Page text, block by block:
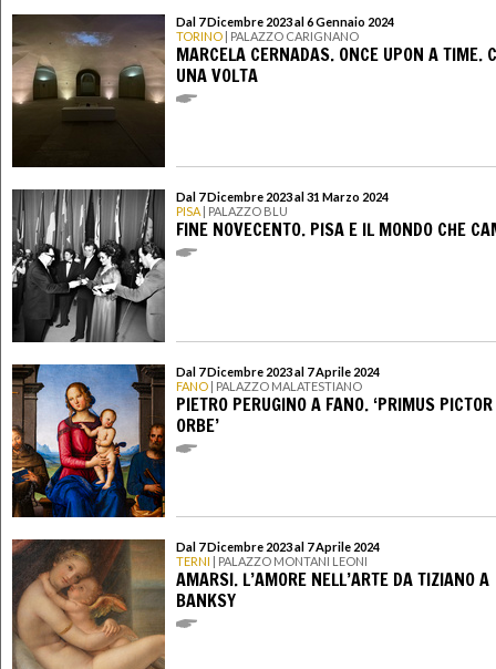
Dal 7 Dicembre 2023 al 6 Gennaio 2024
TORINO | PALAZZO CARIGNANO
MARCELA CERNADAS. ONCE UPON A TIME.
UNA VOLTA
Dal 7 Dicembre 2023 al 31 Marzo 2024
PISA | PALAZZO BLU
FINE NOVECENTO. PISA E IL MONDO CHE
Dal 7 Dicembre 2023 al 7 Aprile 2024
FANO | PALAZZO MALATESTIANO
PIETRO PERUGINO A FANO. ‘PRIMUS
ORBE’
Dal 7 Dicembre 2023 al 7 Aprile 2024
TERNI | PALAZZO MONTANI LEONI
AMARSI. L’AMORE NELL’ARTE DA TIZIANO A
BANKSY